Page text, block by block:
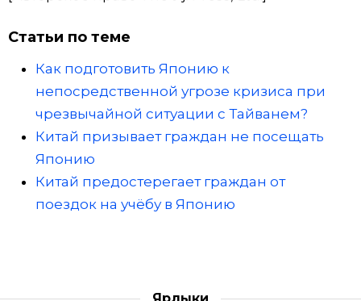
Статьи по теме
Как подготовить Японию к
непосредственной угрозе кризиса при
чрезвычайной ситуации с Тайванем?
Китай призывает граждан не посещать
Японию
Китай предостерегает граждан от
поездок на учёбу в Японию